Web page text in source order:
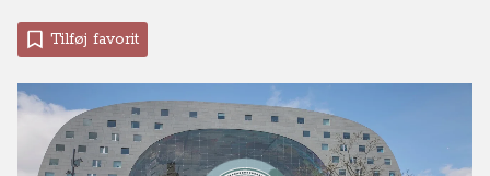
Tilføj favorit